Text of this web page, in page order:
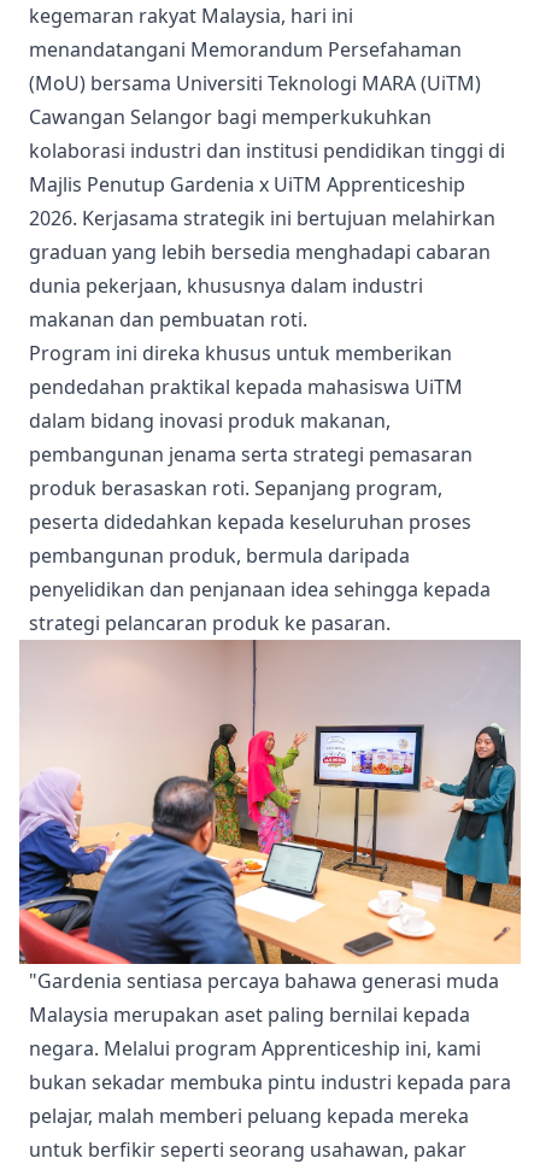
kegemaran rakyat Malaysia, hari ini
menandatangani Memorandum Persefahaman
(MoU) bersama Universiti Teknologi MARA (UiTM)
Cawangan Selangor bagi memperkukuhkan
kolaborasi industri dan institusi pendidikan tinggi di
Majlis Penutup Gardenia x UiTM Apprenticeship
2026. Kerjasama strategik ini bertujuan melahirkan
graduan yang lebih bersedia menghadapi cabaran
dunia pekerjaan, khususnya dalam industri
makanan dan pembuatan roti.
Program ini direka khusus untuk memberikan
pendedahan praktikal kepada mahasiswa UiTM
dalam bidang inovasi produk makanan,
pembangunan jenama serta strategi pemasaran
produk berasaskan roti. Sepanjang program,
peserta didedahkan kepada keseluruhan proses
pembangunan produk, bermula daripada
penyelidikan dan penjanaan idea sehingga kepada
strategi pelancaran produk ke pasaran.
"Gardenia sentiasa percaya bahawa generasi muda
Malaysia merupakan aset paling bernilai kepada
negara. Melalui program Apprenticeship ini, kami
bukan sekadar membuka pintu industri kepada para
pelajar, malah memberi peluang kepada mereka
untuk berfikir seperti seorang usahawan, pakar